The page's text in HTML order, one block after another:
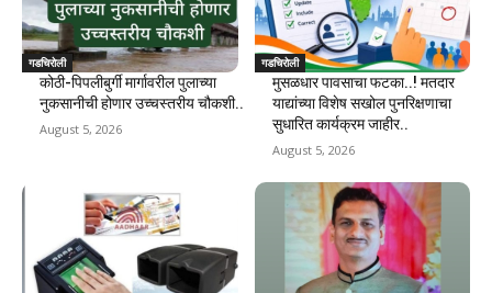
गडचिरोली
कोठी-पिपलीबुर्गी मार्गावरील पुलाच्या
नुकसानीची होणार उच्चस्तरीय चौकशी..
August 5, 2026
गडचिरोली
मुसळधार पावसाचा फटका..! मतदार
याद्यांच्या विशेष सखोल पुनरिक्षणाचा
सुधारित कार्यक्रम जाहीर..
August 5, 2026